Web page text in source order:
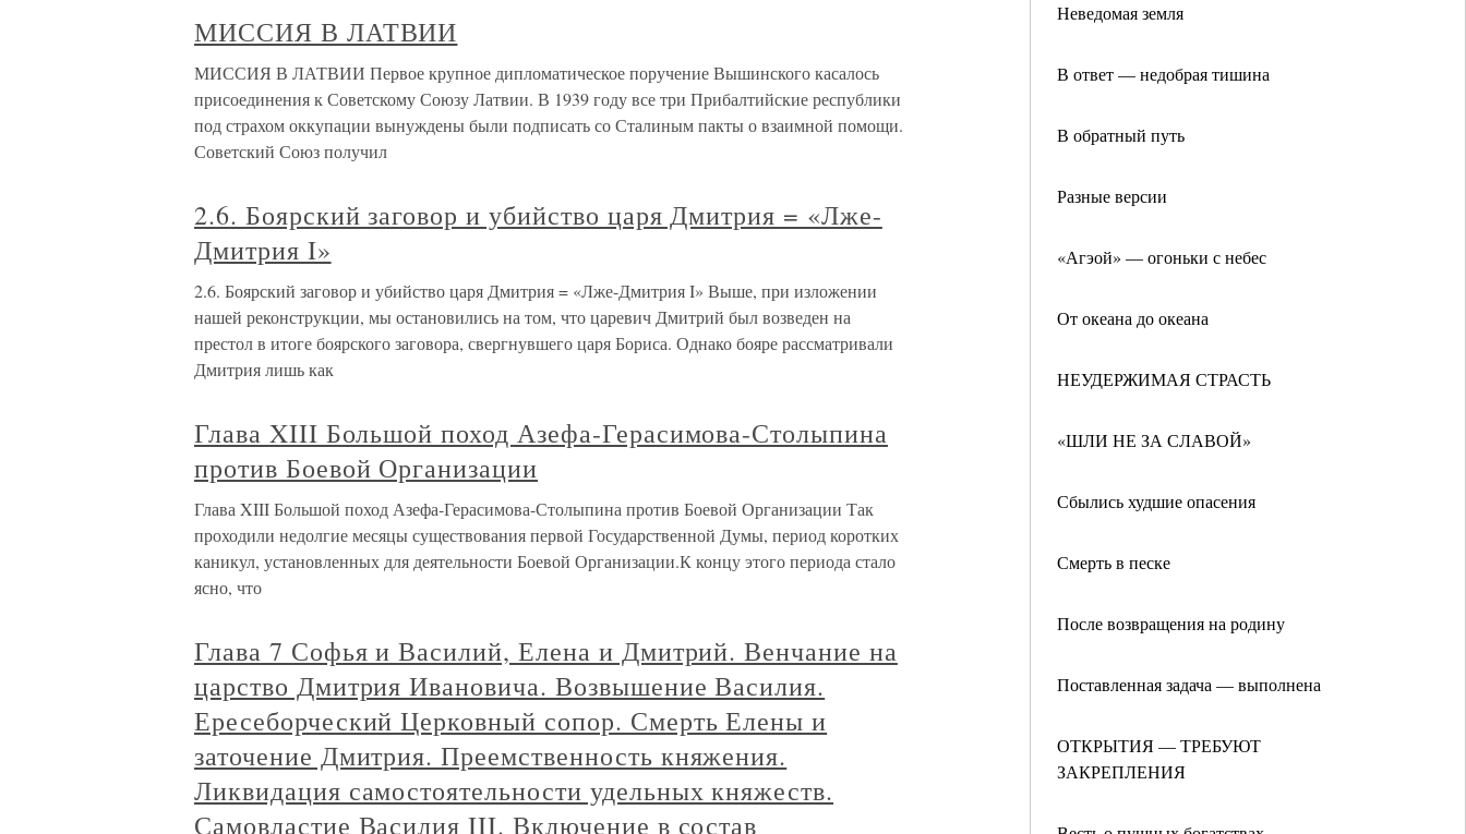
Неведомая земля
В ответ — недобрая тишина
В обратный путь
Разные версии
«Агэой» — огоньки с небес
От океана до океана
НЕУДЕРЖИМАЯ СТРАСТЬ
«ШЛИ НЕ ЗА СЛАВОЙ»
Сбылись худшие опасения
Смерть в песке
После возвращения на родину
Поставленная задача — выполнена
ОТКРЫТИЯ — ТРЕБУЮТ
ЗАКРЕПЛЕНИЯ
МИССИЯ В ЛАТВИИ
МИССИЯ В ЛАТВИИ Первое крупное дипломатическое поручение Вышинского касалось
присоединения к Советскому Союзу Латвии. В 1939 году все три Прибалтийские республики
под страхом оккупации вынуждены были подписать со Сталиным пакты о взаимной помощи.
Советский Союз получил
2.6. Боярский заговор и убийство царя Дмитрия = «Лже-
Дмитрия I»
2.6. Боярский заговор и убийство царя Дмитрия = «Лже-Дмитрия I» Выше, при изложении
нашей реконструкции, мы остановились на том, что царевич Дмитрий был возведен на
престол в итоге боярского заговора, свергнувшего царя Бориса. Однако бояре рассматривали
Дмитрия лишь как
Глава XIII Большой поход Азефа-Герасимова-Столыпина
против Боевой Организации
Глава XIII Большой поход Азефа-Герасимова-Столыпина против Боевой Организации Так
проходили недолгие месяцы существования первой Государственной Думы, период коротких
каникул, установленных для деятельности Боевой Организации.К концу этого периода стало
ясно, что
Глава 7 Софья и Василий, Елена и Дмитрий. Венчание на
царство Дмитрия Ивановича. Возвышение Василия.
Ересеборческий Церковный сопор. Смерть Елены и
заточение Дмитрия. Преемственность княжения.
Ликвидация самостоятельности удельных княжеств.
Самовластие Василия III. Включение в состав